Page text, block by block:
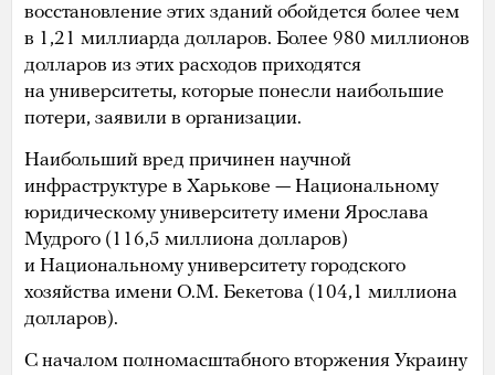
восстановление этих зданий обойдется более чем
в 1,21 миллиарда долларов. Более 980 миллионов
долларов из этих расходов приходятся
на университеты, которые понесли наибольшие
потери, заявили в организации.
Наибольший вред причинен научной
инфраструктуре в Харькове — Национальному
юридическому университету имени Ярослава
Мудрого (116,5 миллиона долларов)
и Национальному университету городского
хозяйства имени О.М. Бекетова (104,1 миллиона
долларов).
С началом полномасштабного вторжения Украину